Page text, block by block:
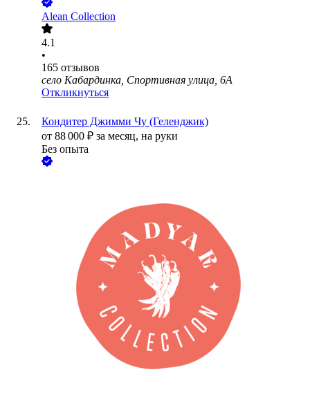
Alean Collection
4.1
•
165 отзывов
село Кабардинка, Спортивная улица, 6А
Откликнуться
Кондитер Джимми Чу (Геленджик)
от 88 000 ₽ за месяц, на руки
Без опыта